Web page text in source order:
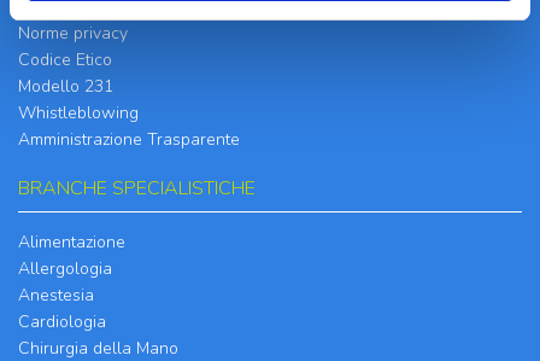
Cookie Policy
Norme privacy
Codice Etico
Modello 231
Whistleblowing
Amministrazione Trasparente
BRANCHE SPECIALISTICHE
Alimentazione
Allergologia
Anestesia
Cardiologia
Chirurgia della Mano